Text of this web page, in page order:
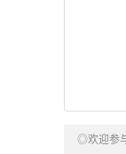
◎欢迎参